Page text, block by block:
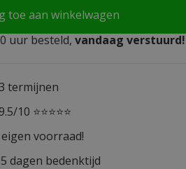
toe aan winkelwagen
uur besteld, vandaag verstuurd!
termijnen
⭐⭐⭐⭐⭐
voorraad!
dagen bedenktijd